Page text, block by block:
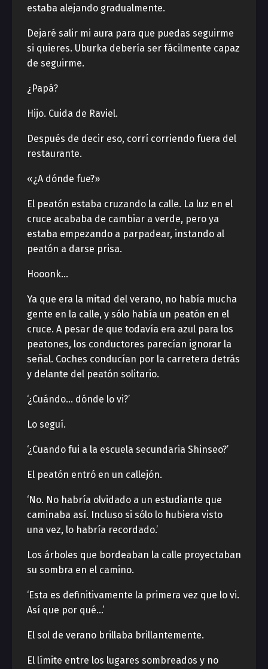
estaba alejando gradualmente.
Dejaré salir mi aura para que puedas seguirme
si quieres. Uburka debería ser fácilmente capaz
de seguirme.
¿Papá?
Hijo. Cuida de Raviel.
Después de decir eso, corrí corriendo fuera del
restaurante.
«¿A dónde fue?»
El peatón estaba cruzando la calle. La luz en el
cruce acababa de cambiar a verde, pero ya
estaba empezando a parpadear, instando al
peatón a darse prisa.
Hooonk…
Ya que era la mitad del verano, no había mucha
gente en la calle, y sólo había un peatón en el
cruce. A pesar de que todavía era azul para los
peatones, los conductores parecían ignorar la
señal. Coches conducían por la carretera detrás
y delante del peatón solitario.
‘¿Cuándo… dónde lo vi?’
Lo seguí.
‘¿Cuando fui a la escuela secundaria Shinseo?’
El peatón entró en un callejón.
‘No. No habría olvidado a un estudiante que
caminaba así. Incluso si sólo lo hubiera visto
una vez, lo habría recordado.’
Los árboles que bordeaban la calle proyectaban
su sombra en el camino.
‘Esta es definitivamente la primera vez que lo vi.
Así que por qué…’
El sol de verano brillaba brillantemente.
El límite entre los lugares sombreados y no